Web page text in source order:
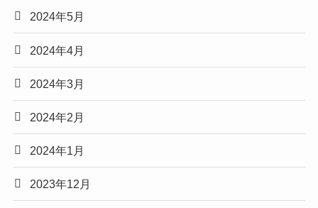
2024年5月
2024年4月
2024年3月
2024年2月
2024年1月
2023年12月